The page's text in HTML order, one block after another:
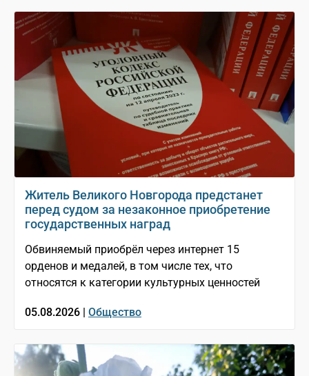
Житель Великого Новгорода предстанет
перед судом за незаконное приобретение
государственных наград
Обвиняемый приобрёл через интернет 15
орденов и медалей, в том числе тех, что
относятся к категории культурных ценностей
05.08.2026 | Общество